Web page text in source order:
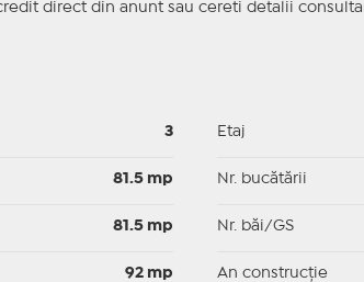
direct din anunt sau cereti detalii
3
81.5 mp
81.5 mp
92 mp
Etaj
Nr. bucătării
Nr. băi/GS
An construcție